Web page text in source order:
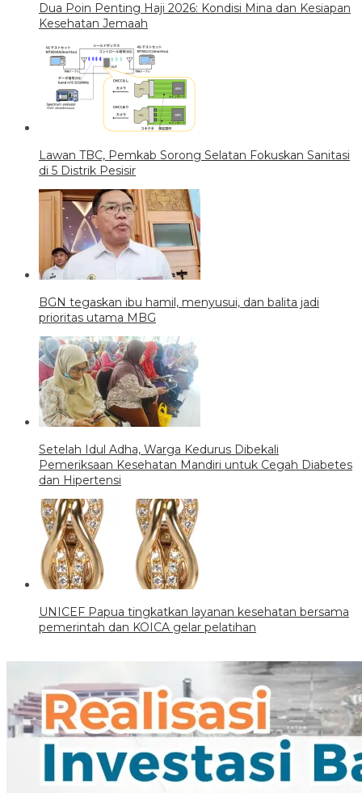
Dua Poin Penting Haji 2026: Kondisi Mina dan Kesiapan
Kesehatan Jemaah
Lawan TBC, Pemkab Sorong Selatan Fokuskan Sanitasi
di 5 Distrik Pesisir
BGN tegaskan ibu hamil, menyusui, dan balita jadi
prioritas utama MBG
Setelah Idul Adha, Warga Kedurus Dibekali
Pemeriksaan Kesehatan Mandiri untuk Cegah Diabetes
dan Hipertensi
UNICEF Papua tingkatkan layanan kesehatan bersama
pemerintah dan KOICA gelar pelatihan